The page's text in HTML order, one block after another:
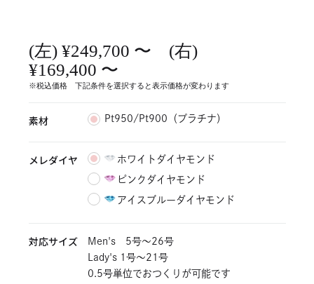
(左) ¥249,700 〜 (右)
¥169,400 〜
※税込価格 下記条件を選択すると表示価格が変わります
素材 Pt950/Pt900（プラチナ）
メレダイヤ ホワイトダイヤモンド
ピンクダイヤモンド
アイスブルーダイヤモンド
対応サイズ
Men's 5号～26号
Lady's 1号～21号
0.5号単位でおつくりが可能です